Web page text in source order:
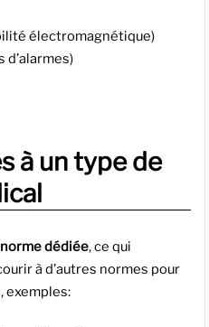
électromagnétique)
d’alarmes)
à un type de
norme dédiée, ce qui
à d’autres normes pour
exemples: